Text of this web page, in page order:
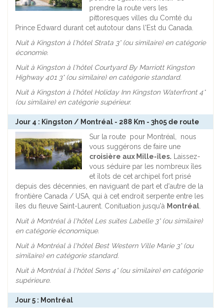
prendre la route vers les
pittoresques villes du Comté du
Prince Edward durant cet autotour dans l'Est du Canada.
Nuit à Kingston à l'hôtel Strata 3* (ou similaire) en catégorie
économie.
Nuit à Kingston à l'hôtel Courtyard By Marriott Kingston
Highway 401 3* (ou similaire) en catégorie standard.
Nuit à Kingston à l'hôtel Holiday Inn Kingston Waterfront 4*
(ou similaire) en catégorie supérieur.
Jour 4 : Kingston / Montréal - 288 Km - 3h05 de route
Sur la route pour Montréal, nous
vous suggérons de faire une
croisière aux Mille-îles. Laissez-
vous séduire par les nombreux îles
et îlots de cet archipel fort prisé
depuis des décennies, en naviguant de part et d'autre de la
frontière Canada / USA, qui à cet endroit serpente entre les
îles du fleuve Saint-Laurent. Conituation jusqu'à Montréal.
Nuit à Montréal à l'hôtel Les suites Labelle 3* (ou similaire)
en catégorie économique.
Nuit à Montréal à l'hôtel Best Western Ville Marie 3* (ou
similaire) en catégorie standard.
Nuit à Montréal à l'hôtel Sens 4* (ou similaire) en catégorie
supérieure.
Jour 5 : Montréal